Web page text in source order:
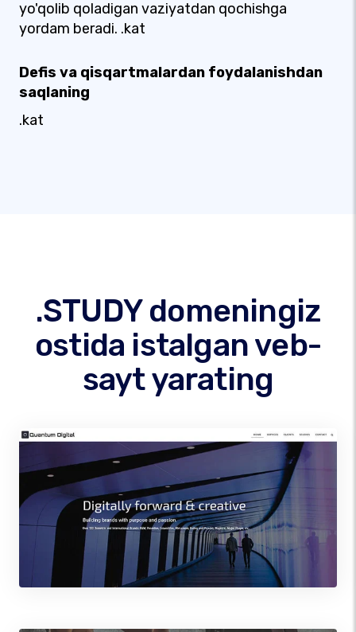
yo'qolib qoladigan vaziyatdan qochishga
yordam beradi. .kat
Defis va qisqartmalardan foydalanishdan
saqlaning
.kat
.STUDY domeningiz
ostida istalgan veb-
sayt yarating